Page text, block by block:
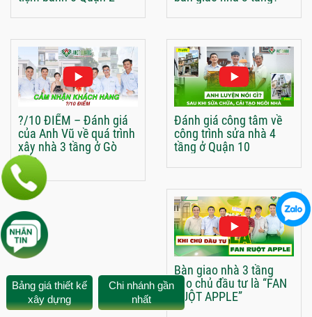
?/10 ĐIỂM – Đánh giá
của Anh Vũ về quá trình
xây nhà 3 tầng ở Gò
Vấp
Đánh giá công tâm về
công trình sửa nhà 4
tầng ở Quận 10
Bàn giao nhà 3 tầng
cho chủ đầu tư là “FAN
RUỘT APPLE”
Bảng giá thiết kế
xây dựng
Chi nhánh gần
nhất